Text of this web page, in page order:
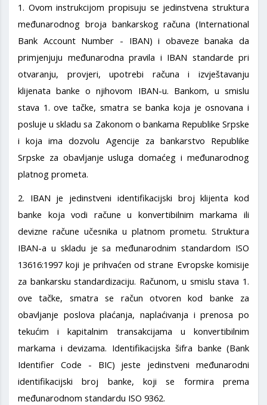
1. Ovom instrukcijom propisuju se jedinstvena struktura
međunarodnog broja bankarskog računa (International
Bank Account Number - IBAN) i obaveze banaka da
primjenjuju međunarodna pravila i IBAN standarde pri
otvaranju, provjeri, upotrebi računa i izvještavanju
klijenata banke o njihovom IBAN-u. Bankom, u smislu
stava 1. ove tačke, smatra se banka koja je osnovana i
posluje u skladu sa Zakonom o bankama Republike Srpske
i koja ima dozvolu Agencije za bankarstvo Republike
Srpske za obavljanje usluga domaćeg i međunarodnog
platnog prometa.
2. IBAN je jedinstveni identifikacijski broj klijenta kod
banke koja vodi račune u konvertibilnim markama ili
devizne račune učesnika u platnom prometu. Struktura
IBAN-a u skladu je sa međunarodnim standardom ISO
13616:1997 koji je prihvaćen od strane Evropske komisije
za bankarsku standardizaciju. Računom, u smislu stava 1.
ove tačke, smatra se račun otvoren kod banke za
obavljanje poslova plaćanja, naplaćivanja i prenosa po
tekućim i kapitalnim transakcijama u konvertibilnim
markama i devizama. Identifikacijska šifra banke (Bank
Identifier Code - BIC) jeste jedinstveni međunarodni
identifikacijski broj banke, koji se formira prema
međunarodnom standardu ISO 9362.